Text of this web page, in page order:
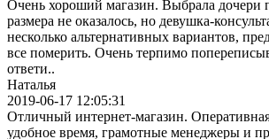
Очень хороший магазин. Выбрала дочери
размера не оказалось, но девушка-
несколько альтернативных вариантов,
все померить. Очень терпимо
ответи..
Наталья
2019-06-17 12:05:31
Отличный интернет-магазин.
удобное время, грамотные менеджеры и